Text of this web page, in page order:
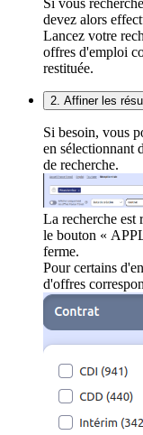
Si vous
devez alors
Lancez votre
offres d'emploi
restituée.
2. Affiner les
Si besoin, vous
en sélectionnant
de recherche.
La recherche est
le bouton «
ferme.
Pour certains
d'offres